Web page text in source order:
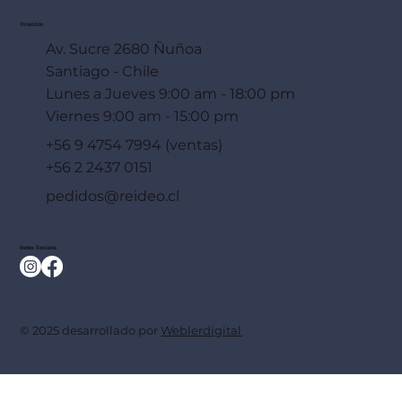
Dirección
Av. Sucre 2680 Ñuñoa
Santiago - Chile
Lunes a Jueves 9:00 am - 18:00 pm
Viernes 9:00 am - 15:00 pm
+56 9 4754 7994 (ventas)
+56 2 2437 0151
pedidos@reideo.cl
Redes Sociales
© 2025 desarrollado por Weblerdigital